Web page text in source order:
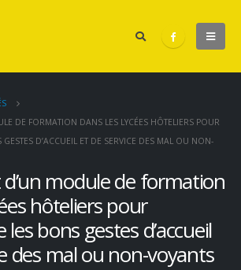
DE FORMATION DANS LES LYCÉES HÔTELIERS POUR
GESTES D’ACCUEIL ET DE SERVICE DES MAL OU NON-
module de formation
hôteliers pour
bons gestes d’accueil
des mal ou non-voyants